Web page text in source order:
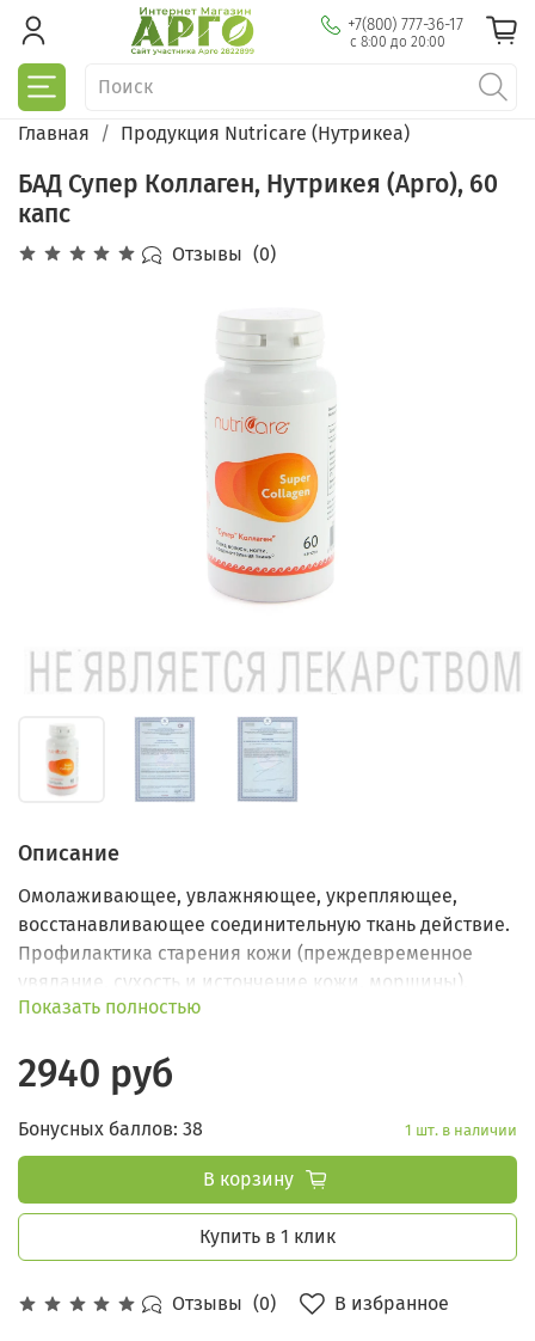
+7(800) 777-36-17
с 8:00 до 20:00
Главная Продукция Nutricare (Нутрикеа)
БАД Супер Коллаген, Нутрикея (Арго), 60
капс
Отзывы (0)
Отзывы (0) В избранное
Описание
Омолаживающее, увлажняющее, укрепляющее,
восстанавливающее соединительную ткань действие.
Профилактика старения кожи (преждевременное
увядание, сухость и истончение кожи, морщины).
Показать полностью
2940 руб
Бонусных баллов: 38 1 шт. в наличии
В корзину
Купить в 1 клик